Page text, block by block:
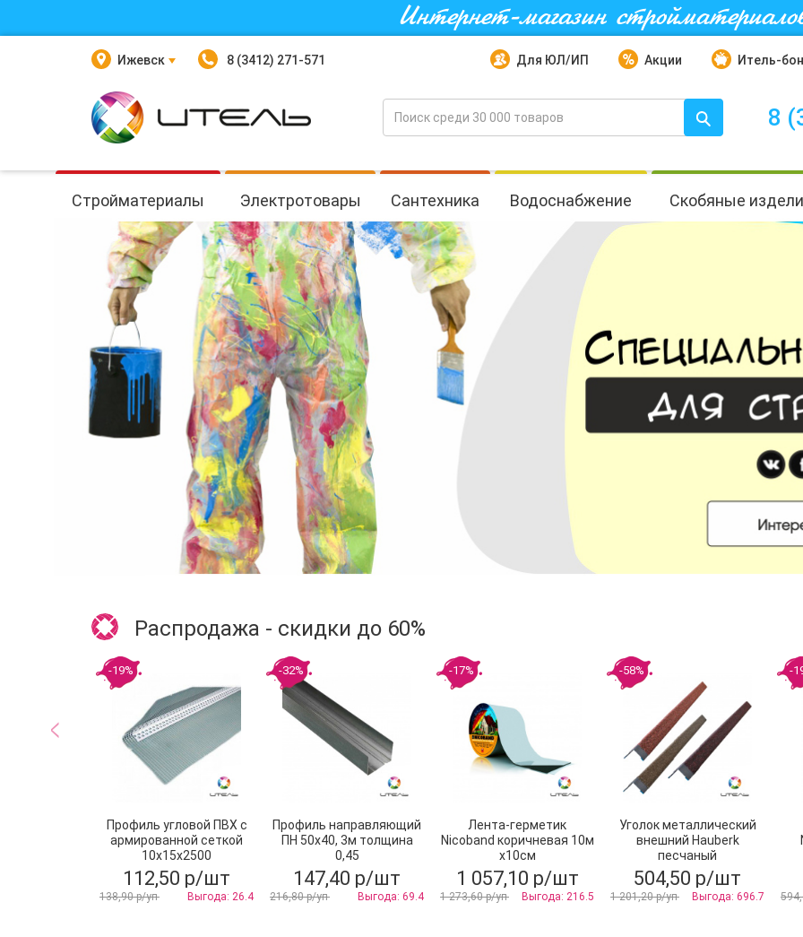
Интернет-магазин
Ижевск 8 (3412) 271-571 Для ЮЛ/ИП Акции Итель-
8
Стройматериалы Электротовары Сантехника Водоснабжение Скобяные
Распродажа - скидки до 60%
-19%
Профиль угловой ПВХ с
армированной сеткой
10х15x2500
112,50 р/шт
138,90 р/уп Выгода: 26.4
-32%
Профиль направляющий
ПН 50х40, 3м толщина
0,45
147,40 р/шт
216,80 р/уп Выгода: 69.4
-17%
Лента-герметик
Nicoband коричневая 10м
х10см
1 057,10 р/шт
1 273,60 р/уп Выгода: 216.5
-58%
Уголок металлический
внешний Hauberk
песчаный
504,50 р/шт
1 201,20 р/уп Выгода: 696.7
-